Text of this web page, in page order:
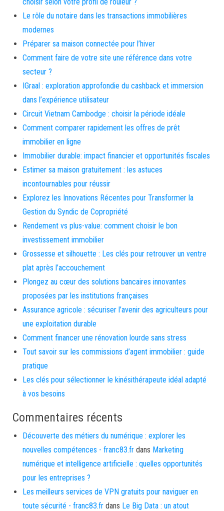
Le rôle du notaire dans les transactions immobilières
modernes
Préparer sa maison connectée pour l’hiver
Comment faire de votre site une référence dans votre
secteur ?
IGraal : exploration approfondie du cashback et immersion
dans l’expérience utilisateur
Circuit Vietnam Cambodge : choisir la période idéale
Comment comparer rapidement les offres de prêt
immobilier en ligne
Immobilier durable: impact financier et opportunités fiscales
Estimer sa maison gratuitement : les astuces
incontournables pour réussir
Explorez les Innovations Récentes pour Transformer la
Gestion du Syndic de Copropriété
Rendement vs plus-value: comment choisir le bon
investissement immobilier
Grossesse et silhouette : Les clés pour retrouver un ventre
plat après l’accouchement
Plongez au cœur des solutions bancaires innovantes
proposées par les institutions françaises
Assurance agricole : sécuriser l’avenir des agriculteurs pour
une exploitation durable
Comment financer une rénovation lourde sans stress
Tout savoir sur les commissions d’agent immobilier : guide
pratique
Les clés pour sélectionner le kinésithérapeute idéal adapté
à vos besoins
Commentaires récents
Découverte des métiers du numérique : explorer les
nouvelles compétences - franc83.fr dans Marketing
numérique et intelligence artificielle : quelles opportunités
pour les entreprises ?
Les meilleurs services de VPN gratuits pour naviguer en
toute sécurité - franc83.fr dans Le Big Data : un atout